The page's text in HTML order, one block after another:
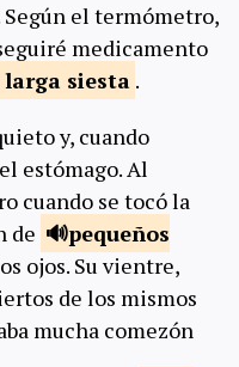
el termómetro,
medicamento
larga siesta .
y, cuando
estómago. Al
cuando se tocó la
de
pequeños
ojos. Su vientre,
de los mismos
mucha comezón